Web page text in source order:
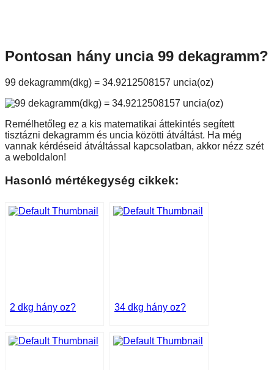
Pontosan hány uncia 99 dekagramm?
99 dekagramm(dkg) = 34.9212508157 uncia(oz)
Remélhetőleg ez a kis matematikai áttekintés segített
tisztázni dekagramm és uncia közötti átváltást. Ha még
vannak kérdéseid átváltással kapcsolatban, akkor nézz szét
a weboldalon!
Hasonló mértékegység cikkek:
2 dkg hány oz? 34 dkg hány oz?